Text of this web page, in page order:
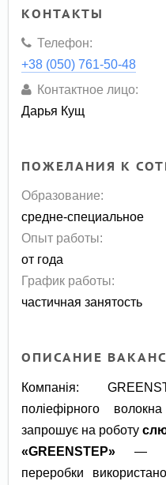
КОНТАКТЫ
Телефон:
+38 (050) 761-50-48
Контактное лицо:
Дарья Кущ
ПОЖЕЛАНИЯ К
Образование:
средне-специальное
Опыт работы:
от года
График работы:
частичная занятость
ОПИСАНИЕ
Компанія:
поліефірного
запрошує на роботу с
«GREENSTEP» —
переробки